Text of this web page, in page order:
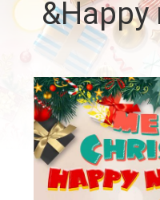
TRETEN
MIT
UNS
&Happy